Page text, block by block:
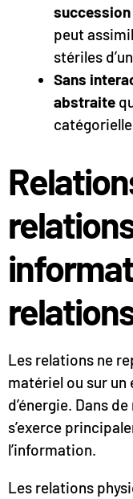
succession
peut
stériles
Sans
abstraite
catégorielle
Les relations ne
matériel ou sur
d’énergie. Dans
s’exerce
l’information.
Les relations